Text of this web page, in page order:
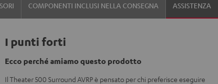
COMPONENTI INCLUSI NELLA CONSEGNA ASSISTENZA
I punti forti
Ecco perché amiamo questo prodotto
Il Theater 500 Surround AVRP è pensato per chi preferisce eseguire